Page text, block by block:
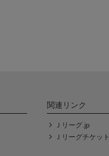
関連リンク
Ｊリーグ.jp
Ｊリーグチケット